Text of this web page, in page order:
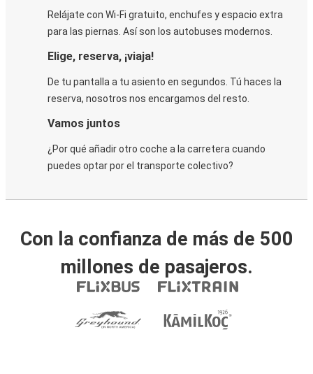
Relájate con Wi-Fi gratuito, enchufes y espacio extra
para las piernas. Así son los autobuses modernos.
Elige, reserva, ¡viaja!
De tu pantalla a tu asiento en segundos. Tú haces la
reserva, nosotros nos encargamos del resto.
Vamos juntos
¿Por qué añadir otro coche a la carretera cuando
puedes optar por el transporte colectivo?
Con la confianza de más de 500
millones de pasajeros.